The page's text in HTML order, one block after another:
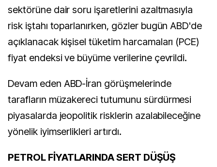
sektörüne dair soru işaretlerini azaltmasıyla
risk iştahı toparlanırken, gözler bugün ABD'de
açıklanacak kişisel tüketim harcamaları (PCE)
fiyat endeksi ve büyüme verilerine çevrildi.
Devam eden ABD-İran görüşmelerinde
tarafların müzakereci tutumunu sürdürmesi
piyasalarda jeopolitik risklerin azalabileceğine
yönelik iyimserlikleri artırdı.
PETROL FİYATLARINDA SERT DÜŞÜŞ